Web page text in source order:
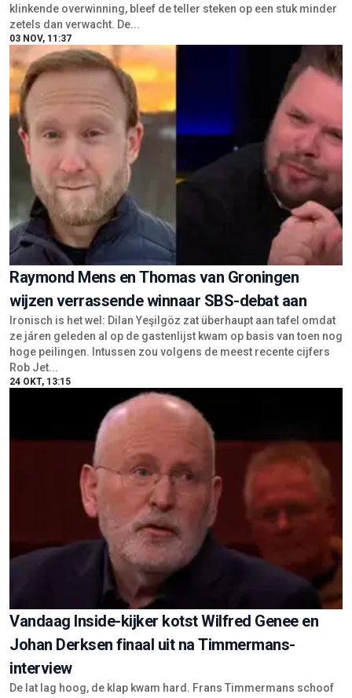
klinkende overwinning, bleef de teller steken op een stuk minder
zetels dan verwacht. De...
03 NOV, 11:37
Raymond Mens en Thomas van Groningen
wijzen verrassende winnaar SBS-debat aan
Ironisch is het wel: Dilan Yeşilgöz zat überhaupt aan tafel omdat
ze járen geleden al op de gastenlijst kwam op basis van toen nog
hoge peilingen. Intussen zou volgens de meest recente cijfers
Rob Jet...
24 OKT, 13:15
Vandaag Inside-kijker kotst Wilfred Genee en
Johan Derksen finaal uit na Timmermans-
interview
De lat lag hoog, de klap kwam hard. Frans Timmermans schoof